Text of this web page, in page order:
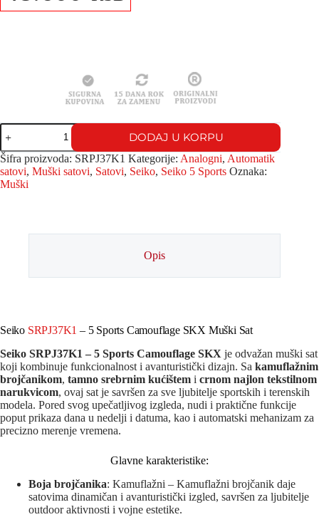
DODAJ U KORPU
Šifra proizvoda: SRPJ37K1 Kategorije: Analogni, Automatik
satovi, Muški satovi, Satovi, Seiko, Seiko 5 Sports Oznaka:
Muški
Opis
Seiko SRPJ37K1 – 5 Sports Camouflage SKX Muški Sat
Seiko SRPJ37K1 – 5 Sports Camouflage SKX je odvažan muški sat
koji kombinuje funkcionalnost i avanturistički dizajn. Sa kamuflažnim
brojčanikom, tamno srebrnim kućištem i crnom najlon tekstilnom
narukvicom, ovaj sat je savršen za sve ljubitelje sportskih i terenskih
modela. Pored svog upečatljivog izgleda, nudi i praktične funkcije
poput prikaza dana u nedelji i datuma, kao i automatski mehanizam za
precizno merenje vremena.
Glavne karakteristike:
Boja brojčanika: Kamuflažni – Kamuflažni brojčanik daje
satovima dinamičan i avanturistički izgled, savršen za ljubitelje
outdoor aktivnosti i vojne estetike.